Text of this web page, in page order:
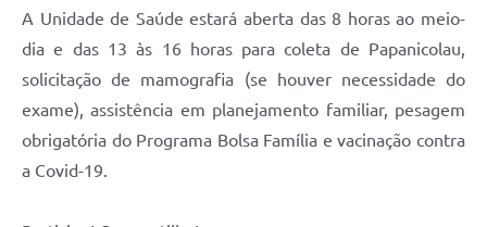
A Unidade de Saúde estará aberta das 8 horas ao meio-
dia e das 13 às 16 horas para coleta de Papanicolau,
solicitação de mamografia (se houver necessidade do
exame), assistência em planejamento familiar, pesagem
obrigatória do Programa Bolsa Família e vacinação contra
a Covid-19.